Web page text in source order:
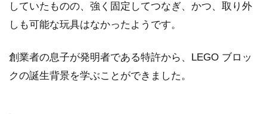
していたものの、強く固定してつなぎ、かつ、取り外
しも可能な玩具はなかったようです。
創業者の息子が発明者である特許から、LEGO ブロッ
クの誕生背景を学ぶことができました。